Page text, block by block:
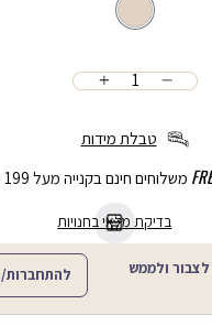
טבלת מידות
משלוחים חינם בקנייה מעל 199 ₪
בדיקת מלאי בחנויות
לצבור ולממש